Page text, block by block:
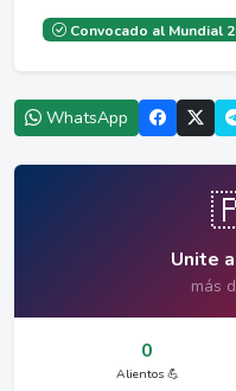
Convocado al Mundial
WhatsApp
Unite
más
0
Alientos 💪